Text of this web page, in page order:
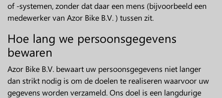
of -systemen, zonder dat daar een mens (bijvoorbeeld een
medewerker van Azor Bike B.V. ) tussen zit.
Hoe lang we persoonsgegevens
bewaren
Azor Bike B.V. bewaart uw persoonsgegevens niet langer
dan strikt nodig is om de doelen te realiseren waarvoor uw
gegevens worden verzameld. Ons doel is een langdurige